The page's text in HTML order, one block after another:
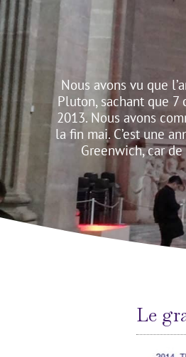
Nous avons vu que
Pluton, sachant que
2013. Nous avons
la fin mai. C’est une
Greenwich, car
Le